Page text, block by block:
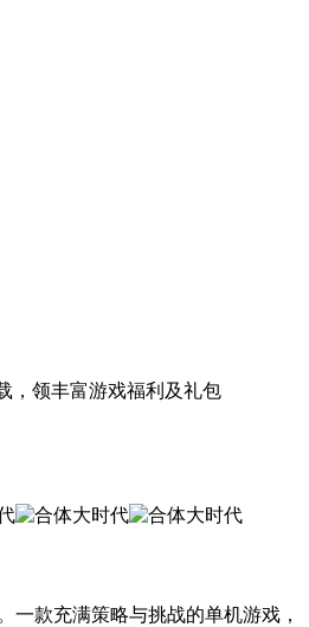
，领丰富游戏福利 及礼包
一款充满策略与挑战的单机游戏，